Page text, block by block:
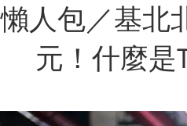
懶人包／基北
元！什麼是